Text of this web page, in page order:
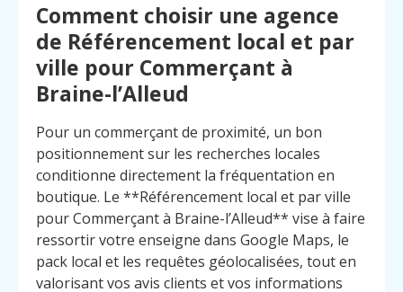
Comment choisir une agence
de Référencement local et par
ville pour Commerçant à
Braine-l’Alleud
Pour un commerçant de proximité, un bon
positionnement sur les recherches locales
conditionne directement la fréquentation en
boutique. Le **Référencement local et par ville
pour Commerçant à Braine-l’Alleud** vise à faire
ressortir votre enseigne dans Google Maps, le
pack local et les requêtes géolocalisées, tout en
valorisant vos avis clients et vos informations